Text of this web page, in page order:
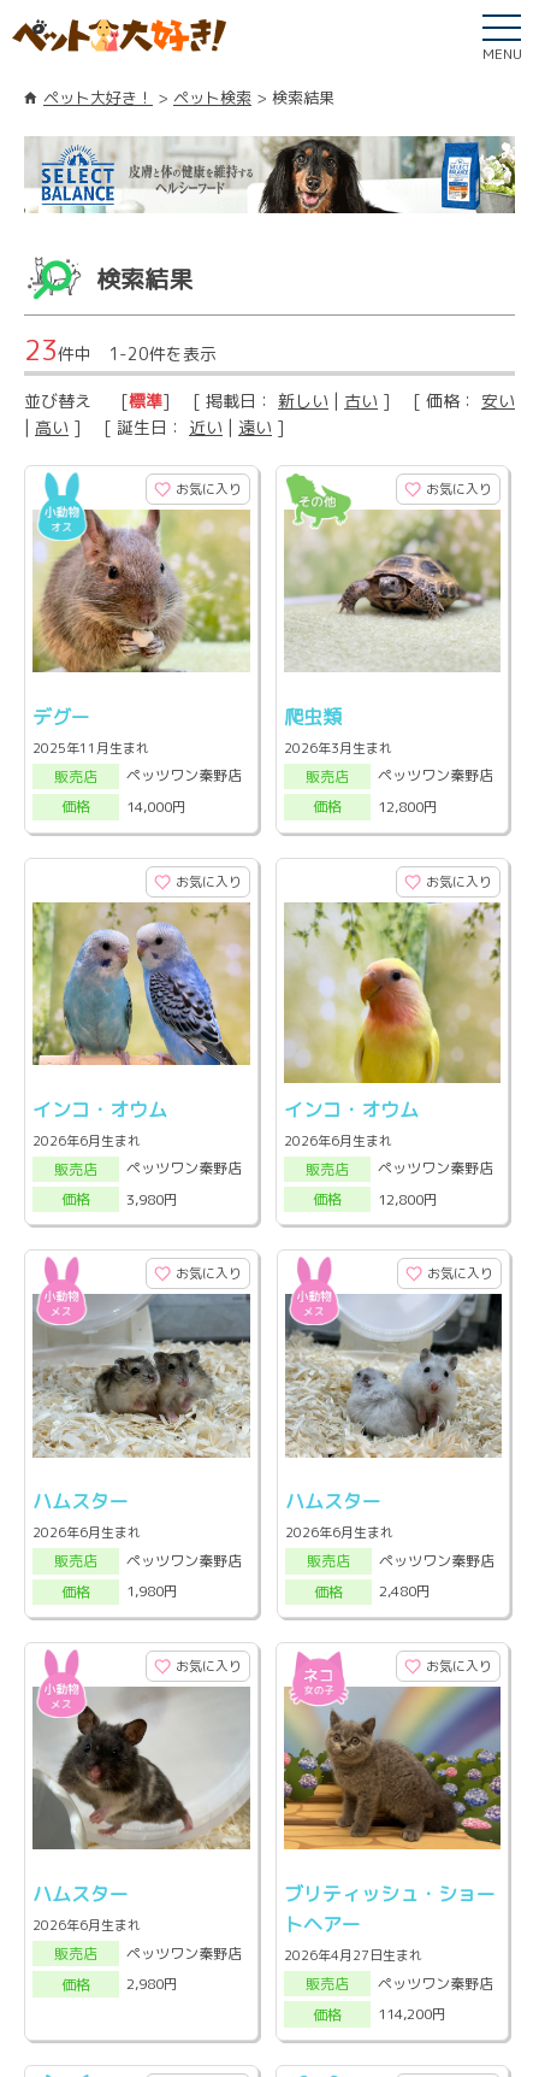
MENU
ペット大好き！ ペット検索 検索結果
検索結果
23件中 1-20件を表示
並び替え [標準] [ 掲載日： 新しい | 古い ] [ 価格： 安い
| 高い ] [ 誕生日： 近い | 遠い ]
お気に入り
デグー
2025年11月生まれ
販売店
ペッツワン秦野店
価格
14,000円
お気に入り
爬虫類
2026年3月生まれ
販売店
ペッツワン秦野店
価格
12,800円
お気に入り
インコ・オウム
2026年6月生まれ
販売店
ペッツワン秦野店
価格
3,980円
お気に入り
インコ・オウム
2026年6月生まれ
販売店
ペッツワン秦野店
価格
12,800円
お気に入り
ハムスター
2026年6月生まれ
販売店
ペッツワン秦野店
価格
1,980円
お気に入り
ハムスター
2026年6月生まれ
販売店
ペッツワン秦野店
価格
2,480円
お気に入り
ハムスター
2026年6月生まれ
販売店
ペッツワン秦野店
価格
2,980円
お気に入り
ブリティッシュ・ショー
トヘアー
2026年4月27日生まれ
販売店
ペッツワン秦野店
価格
114,200円